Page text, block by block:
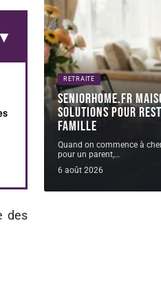
des
RETRAITE
Seniorhome.fr
solutions pour
famille
Quand on commence à
pour un parent,…
6 août 2026